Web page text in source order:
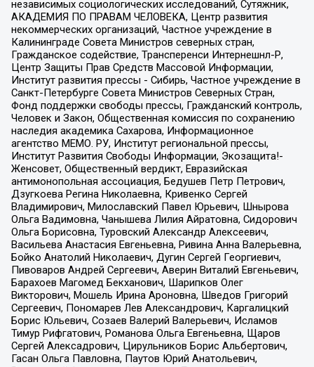
независимых социологических исследований, Сутяжник,
АКАДЕМИЯ ПО ПРАВАМ ЧЕЛОВЕКА, Центр развития
некоммерческих организаций, Частное учреждение в
Калининграде Совета Министров северных стран,
Гражданское содействие, Трансперенси Интернешнл-Р,
Центр Защиты Прав Средств Массовой Информации,
Институт развития прессы - Сибирь, Частное учреждение в
Санкт-Петербурге Совета Министров Северных Стран,
Фонд поддержки свободы прессы, Гражданский контроль,
Человек и Закон, Общественная комиссия по сохранению
наследия академика Сахарова, Информационное
агентство МЕМО. РУ, Институт региональной прессы,
Институт Развития Свободы Информации, Экозащита!-
Женсовет, Общественный вердикт, Евразийская
антимонопольная ассоциация, Бедушев Петр Петрович,
Дзугкоева Регина Николаевна, Кривенко Сергей
Владимирович, Милославский Павел Юрьевич, Шнырова
Ольга Вадимовна, Чанышева Лилия Айратовна, Сидорович
Ольга Борисовна, Туровский Александр Алексеевич,
Васильева Анастасия Евгеньевна, Ривина Анна Валерьевна,
Бойко Анатолий Николаевич, Дугин Сергей Георгиевич,
Пивоваров Андрей Сергеевич, Аверин Виталий Евгеньевич,
Барахоев Магомед Бекханович, Шарипков Олег
Викторович, Мошель Ирина Ароновна, Шведов Григорий
Сергеевич, Пономарев Лев Александрович, Каргалицкий
Борис Юльевич, Созаев Валерий Валерьевич, Исламов
Тимур Рифгатович, Романова Ольга Евгеньевна, Щаров
Сергей Алексадрович, Цирульников Борис Альбертович,
Гасан Ольга Павловна, Паутов Юрий Анатольевич,